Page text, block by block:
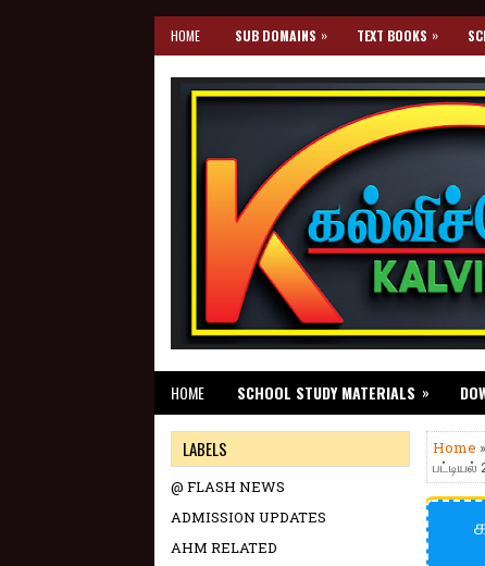
HOME SUB DOMAINS » TEXT BOOKS »
HOME SCHOOL STUDY MATERIALS »
Home »
பட்டியல்
LABELS
@ FLASH NEWS
ADMISSION UPDATES
AHM RELATED